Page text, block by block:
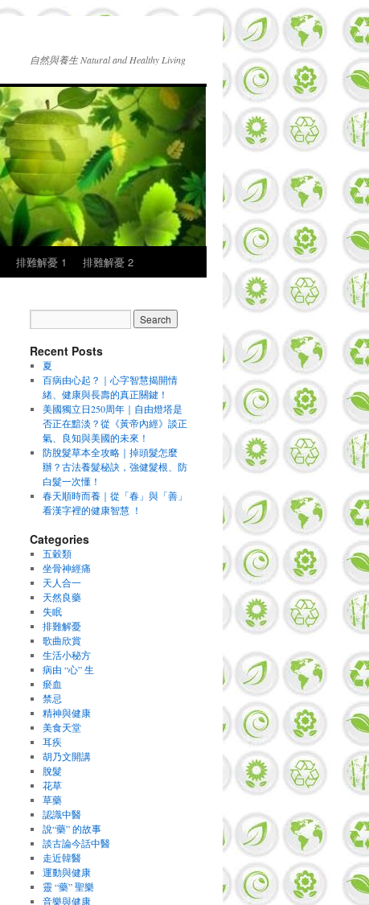
自然與養生 Natural and Healthy Living
排難解憂 1 排難解憂 2
Recent Posts
夏
百病由心起？｜心字智慧揭開情
緒、健康與長壽的真正關鍵！
美國獨立日250周年｜自由燈塔是
否正在黯淡？從《黃帝內經》談正
氣、良知與美國的未來！
防脫髮草本全攻略｜掉頭髮怎麼
辦？古法養髮秘訣，強健髮根、防
白髮一次懂！
春天順時而養｜從「春」與「善」
看漢字裡的健康智慧 ！
Categories
五穀類
坐骨神經痛
天人合一
天然良藥
失眠
排難解憂
歌曲欣賞
生活小秘方
病由 “心” 生
瘀血
禁忌
精神與健康
美食天堂
耳疾
胡乃文開講
脫髮
花草
草藥
認識中醫
說“藥” 的故事
談古論今話中醫
走近韓醫
運動與健康
靈 “藥” 聖樂
音樂與健康